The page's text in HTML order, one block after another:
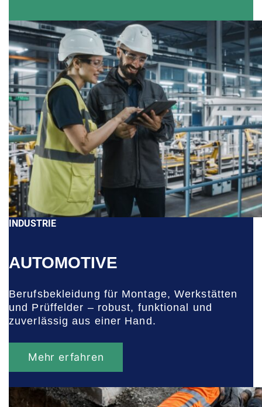
INDUSTRIE
AUTOMOTIVE
Berufsbekleidung für Montage, Werkstätten
und Prüffelder – robust, funktional und
zuverlässig aus einer Hand.
Mehr erfahren